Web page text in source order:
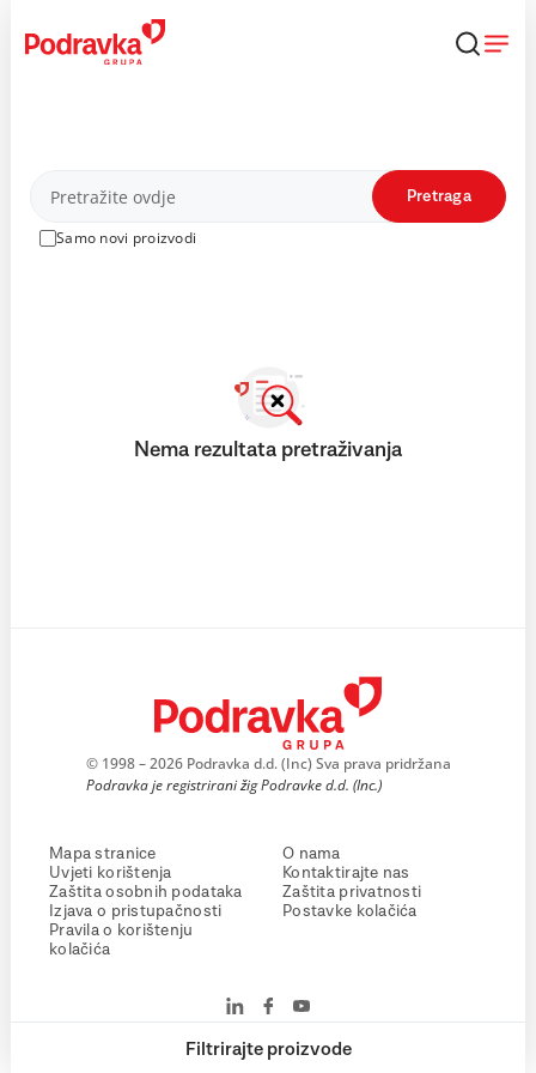
content
Proizvodi
Samo novi proizvodi
Pretraga
Filtrirajte proizvode
Nema rezultata pretraživanja
© 1998 – 2026 Podravka d.d. (Inc) Sva prava pridržana
Podravka je registrirani žig Podravke d.d. (Inc.)
Mapa stranice
Uvjeti korištenja
Zaštita osobnih podataka
Izjava o pristupačnosti
Pravila o korištenju
kolačića
O nama
Kontaktirajte nas
Zaštita privatnosti
Postavke kolačića